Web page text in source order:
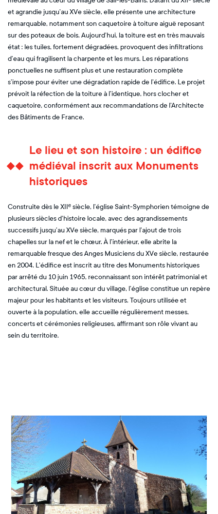
et agrandie jusqu’au XVe siècle, elle présente une architecture
remarquable, notamment son caquetoire à toiture aiguë reposant
sur des poteaux de bois. Aujourd’hui, la toiture est en très mauvais
état : les tuiles, fortement dégradées, provoquent des infiltrations
d’eau qui fragilisent la charpente et les murs. Les réparations
ponctuelles ne suffisent plus et une restauration complète
s’impose pour éviter une dégradation rapide de l’édifice. Le projet
prévoit la réfection de la toiture à l’identique, hors clocher et
caquetoire, conformément aux recommandations de l’Architecte
des Bâtiments de France.
Le lieu et son histoire : un édifice
médiéval inscrit aux Monuments
historiques
Construite dès le XIIᵉ siècle, l’église Saint-Symphorien témoigne de
plusieurs siècles d’histoire locale, avec des agrandissements
successifs jusqu’au XVe siècle, marqués par l’ajout de trois
chapelles sur la nef et le chœur. À l’intérieur, elle abrite la
remarquable fresque des Anges Musiciens du XVe siècle, restaurée
en 2004. L’édifice est inscrit au titre des Monuments historiques
par arrêté du 10 juin 1965, reconnaissant son intérêt patrimonial et
architectural. Située au cœur du village, l’église constitue un repère
majeur pour les habitants et les visiteurs. Toujours utilisée et
ouverte à la population, elle accueille régulièrement messes,
concerts et cérémonies religieuses, affirmant son rôle vivant au
sein du territoire.